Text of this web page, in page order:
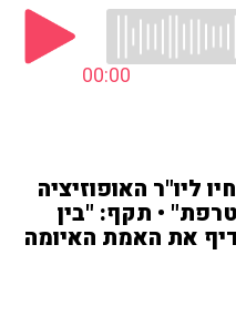
00:00
ליו"ר האופוזיציה
• תקף: "בין
את האמת האיומה